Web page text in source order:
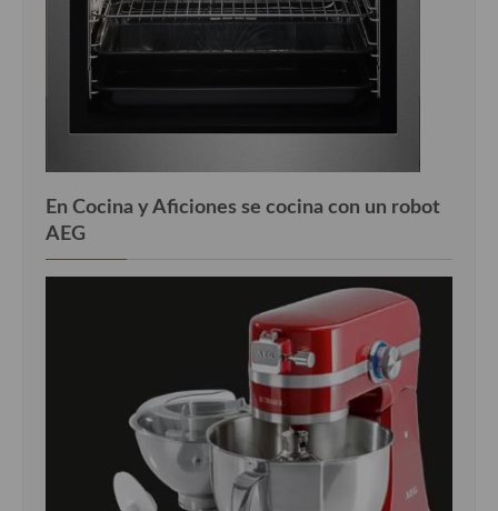
En Cocina y Aficiones se cocina con un robot
AEG